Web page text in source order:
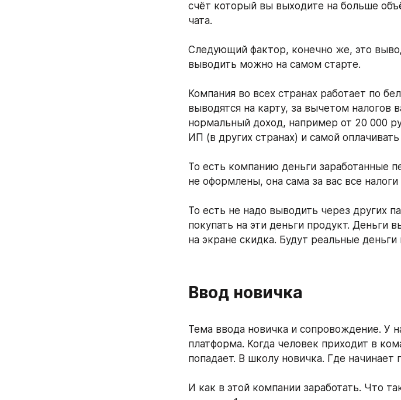
счёт который вы выходите на больше
чата.
Следующий фактор, конечно же, это
выводить можно на самом старте.
Компания во всех странах работает по
выводятся на карту, за вычетом налогов
нормальный доход, например от 20 000
ИП (в других странах) и самой оплачивать
То есть компанию деньги заработанные
не оформлены, она сама за вас все налоги
То есть не надо выводить через других
покупать на эти деньги продукт. Деньги
на экране скидка. Будут реальные деньги
Ввод новичка
Тема ввода новичка и сопровождение. У
платформа. Когда человек приходит в
попадает. В школу новичка. Где начинает
И как в этой компании заработать. Что